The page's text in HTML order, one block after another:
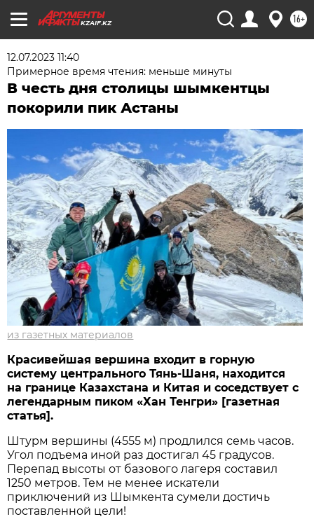
KZAIF.KZ 16+
12.07.2023 11:40
Примерное время чтения: меньше минуты
В честь дня столицы шымкентцы
покорили пик Астаны
из газетных материалов
Красивейшая вершина входит в горную
систему центрального Тянь-Шаня, находится
на границе Казахстана и Китая и соседствует с
легендарным пиком «Хан Тенгри» [газетная
статья].
Штурм вершины (4555 м) продлился семь часов.
Угол подъема иной раз достигал 45 градусов.
Перепад высоты от базового лагеря составил
1250 метров. Тем не менее искатели
приключений из Шымкента сумели достичь
поставленной цели!